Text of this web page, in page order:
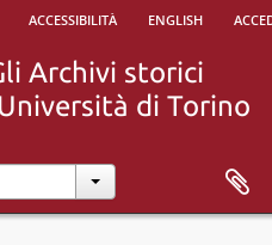
accessibilità english